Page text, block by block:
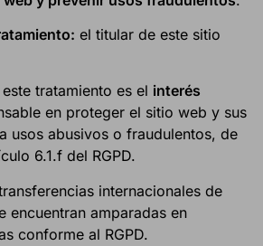
el titular de este sitio
tratamiento es el interés
en proteger el sitio web y sus
usos abusivos o fraudulentos, de
6.1.f del RGPD.
internacionales de
encuentran amparadas en
conforme al RGPD.